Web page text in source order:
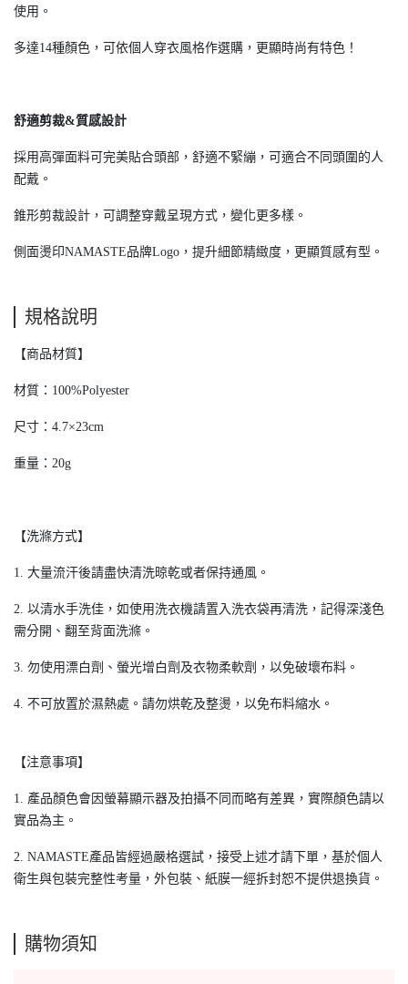
使用。
多達14種顏色，可依個人穿衣風格作選購，更顯時尚有特色！
舒適剪裁&質感設計
採用高彈面料可完美貼合頭部，舒適不緊繃，可適合不同頭圍的人
配戴。
錐形剪裁設計，可調整穿戴呈現方式，變化更多樣。
側面燙印NAMASTE品牌Logo，提升細節精緻度，更顯質感有型。
規格說明
【商品材質】
材質：100%Polyester
尺寸：4.7×23cm
重量：20g
【洗滌方式】
1. 大量流汗後請盡快清洗晾乾或者保持通風。
2. 以清水手洗佳，如使用洗衣機請置入洗衣袋再清洗，記得深淺色
需分開、翻至背面洗滌。
3. 勿使用漂白劑、螢光增白劑及衣物柔軟劑，以免破壞布料。
4. 不可放置於濕熱處。請勿烘乾及整燙，以免布料縮水。
【注意事項】
1. 產品顏色會因螢幕顯示器及拍攝不同而略有差異，實際顏色請以
實品為主。
2. NAMASTE產品皆經過嚴格選試，接受上述才請下單，基於個人
衛生與包裝完整性考量，外包裝、紙膜一經拆封恕不提供退換貨。
購物須知